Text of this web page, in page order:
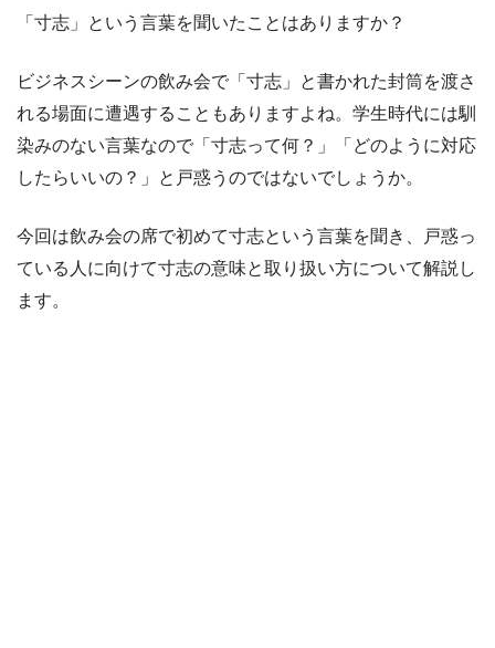
「寸志」という言葉を聞いたことはありますか？
ビジネスシーンの飲み会で「寸志」と書かれた封筒を渡さ
れる場面に遭遇することもありますよね。学生時代には馴
染みのない言葉なので「寸志って何？」「どのように対応
したらいいの？」と戸惑うのではないでしょうか。
今回は飲み会の席で初めて寸志という言葉を聞き、戸惑っ
ている人に向けて寸志の意味と取り扱い方について解説し
ます。